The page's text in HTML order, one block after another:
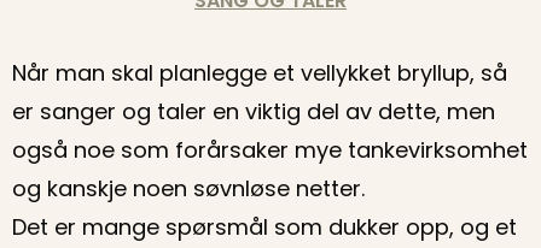
Når man skal planlegge et vellykket bryllup, så
er sanger og taler en viktig del av dette, men
også noe som forårsaker mye tankevirksomhet
og kanskje noen søvnløse netter.
Det er mange spørsmål som dukker opp, og et